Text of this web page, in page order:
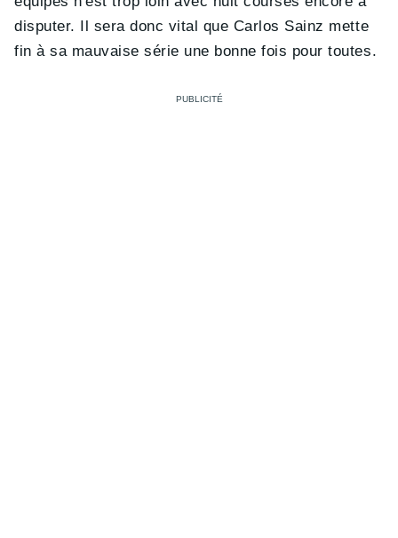
disputer. Il sera donc vital que Carlos Sainz mette
fin à sa mauvaise série une bonne fois pour toutes.